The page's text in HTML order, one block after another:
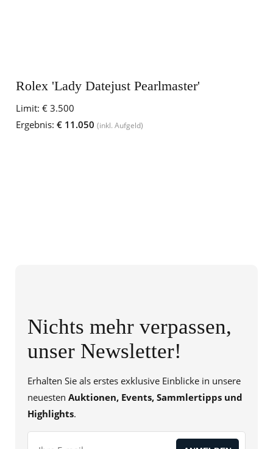
Rolex 'Lady Datejust Pearlmaster'
Limit: € 3.500
Ergebnis: € 11.050 (inkl. Aufgeld)
Nichts mehr verpassen,
unser Newsletter!
Erhalten Sie als erstes exklusive Einblicke in unsere
neuesten Auktionen, Events, Sammlertipps und
Highlights.